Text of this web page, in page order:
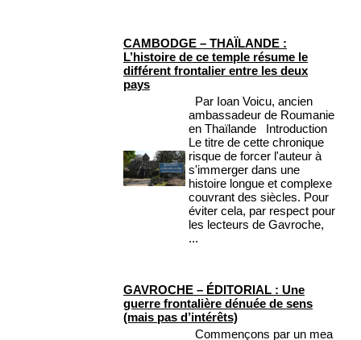
CAMBODGE – THAÏLANDE :
L’histoire de ce temple résume le
différent frontalier entre les deux
pays
Par Ioan Voicu, ancien
ambassadeur de Roumanie
en Thaïlande Introduction
Le titre de cette chronique
risque de forcer l'auteur à
s'immerger dans une
histoire longue et complexe
couvrant des siècles. Pour
éviter cela, par respect pour
les lecteurs de Gavroche,
...
GAVROCHE – ÉDITORIAL : Une
guerre frontalière dénuée de sens
(mais pas d’intérêts)
Commençons par un mea